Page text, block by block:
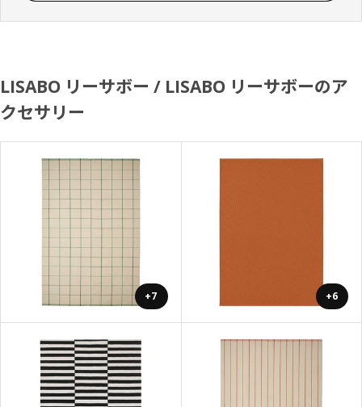
LISABO リーサボー / LISABO リーサボーのア
クセサリー
+7 +6